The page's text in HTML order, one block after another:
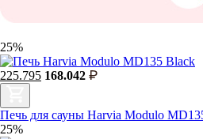
25%
225.795 168.042
Печь для сауны Harvia Modulo
25%